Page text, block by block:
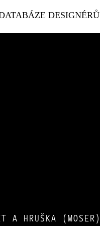
DESIGNÉRŮ
A HRUŠKA (MOSER)